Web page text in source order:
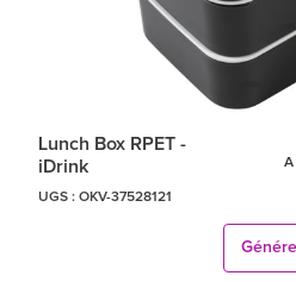
Lunch Box RPET -
iDrink
A
UGS : OKV-37528121